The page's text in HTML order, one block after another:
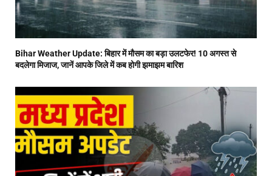
Bihar Weather Update: बिहार में मौसम का बड़ा उलटफेर! 10 अगस्त से
बदलेगा मिजाज, जानें आपके जिले में कब होगी झमाझम बारिश